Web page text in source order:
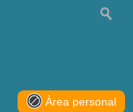
Àrea personal